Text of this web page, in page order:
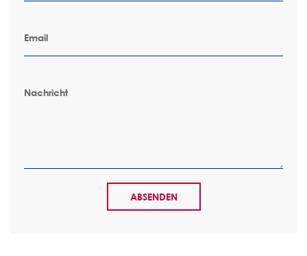
Email
Nachricht